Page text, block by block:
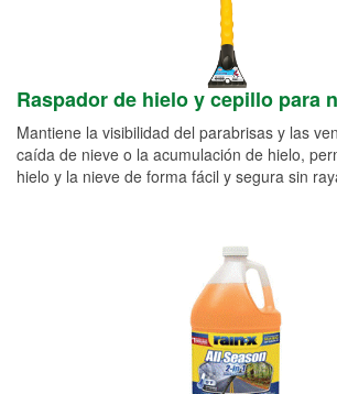
Raspador de hielo y cepillo para
Mantiene la visibilidad del parabrisas y las
caída de nieve o la acumulación de hielo,
hielo y la nieve de forma fácil y segura sin